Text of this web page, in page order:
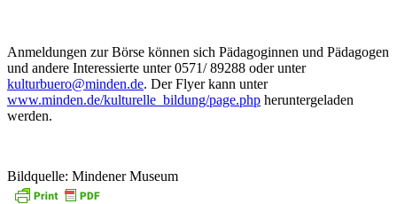
Anmeldungen zur Börse können sich Pädagoginnen und Pädagogen
und andere Interessierte unter 0571/ 89288 oder unter
kulturbuero@minden.de. Der Flyer kann unter
www.minden.de/kulturelle_bildung/page.php heruntergeladen
werden.
Bildquelle: Mindener Museum